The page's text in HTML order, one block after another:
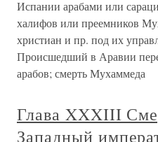
Испании арабами или
халифов или преемников
христиан и пр. под их
Происшедший в Аравии
арабов; смерть Мухаммеда
Глава XXXIII
Западный